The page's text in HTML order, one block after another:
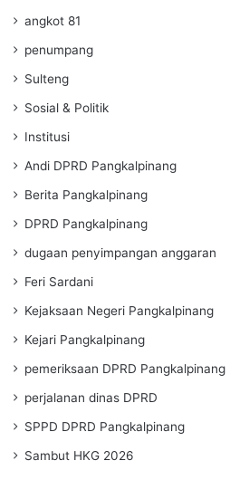
angkot 81
penumpang
Sulteng
Sosial & Politik
Institusi
Andi DPRD Pangkalpinang
Berita Pangkalpinang
DPRD Pangkalpinang
dugaan penyimpangan anggaran
Feri Sardani
Kejaksaan Negeri Pangkalpinang
Kejari Pangkalpinang
pemeriksaan DPRD Pangkalpinang
perjalanan dinas DPRD
SPPD DPRD Pangkalpinang
Sambut HKG 2026